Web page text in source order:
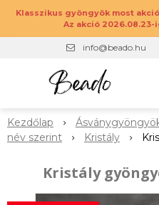
Klasszikus gyöngyök most
Az akció 2026.08.23-
info@beado.hu
Kezdőlap
név szerint
Kristály
Kristály